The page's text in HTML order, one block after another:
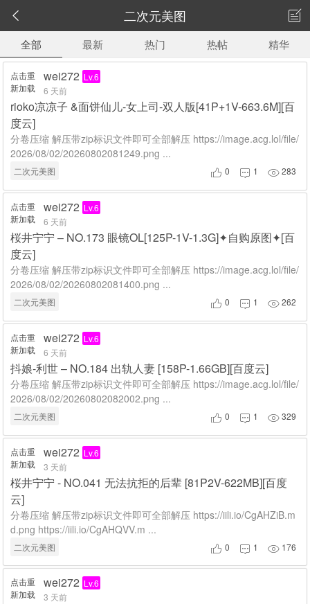
 二次元美图

全部
最新 热门 热帖 精华
点击重
新加载
wei272 Lv.6
6 天前
rioko凉凉子 &面饼仙儿-女上司-双人版[41P+1V-663.6M][百
度云]
分卷压缩 解压带zip标识文件即可全部解压 https://image.acg.lol/file/
2026/08/02/20260802081249.png ...
二次元美图  0  1 283
点击重
新加载
wei272 Lv.6
6 天前
桜井宁宁 – NO.173 眼镜OL[125P-1V-1.3G]✦自购原图✦[百
度云]
分卷压缩 解压带zip标识文件即可全部解压 https://image.acg.lol/file/
2026/08/02/20260802081400.png ...
二次元美图  0  1 262
点击重
新加载
wei272 Lv.6
6 天前
抖娘-利世 – NO.184 出轨人妻 [158P-1.66GB][百度云]
分卷压缩 解压带zip标识文件即可全部解压 https://image.acg.lol/file/
2026/08/02/20260802082002.png ...
二次元美图  0  1 329
点击重
新加载
wei272 Lv.6
3 天前
桜井宁宁 - NO.041 无法抗拒的后辈 [81P2V-622MB][百度
云]
分卷压缩 解压带zip标识文件即可全部解压 https://iili.io/CgAHZiB.m
d.png https://iili.io/CgAHQVV.m ...
二次元美图  0  1  176
点击重
新加载
wei272 Lv.6
3 天前